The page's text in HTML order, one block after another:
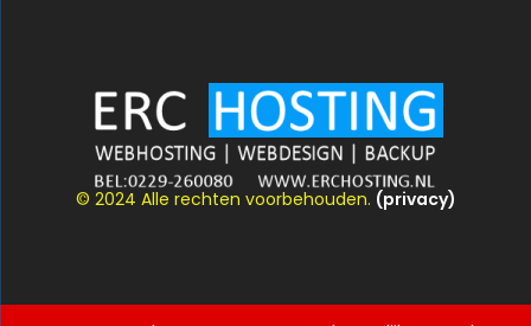
© 2024 Alle rechten voorbehouden. (privacy)